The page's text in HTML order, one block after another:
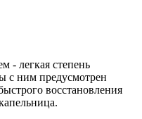
- легкая степень
с ним предусмотрен
восстановления